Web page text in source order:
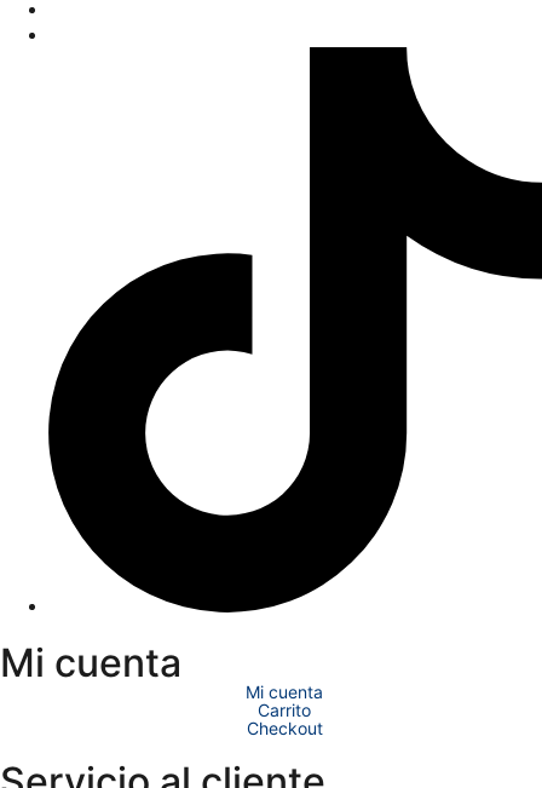
Mi cuenta
Mi cuenta
Carrito
Checkout